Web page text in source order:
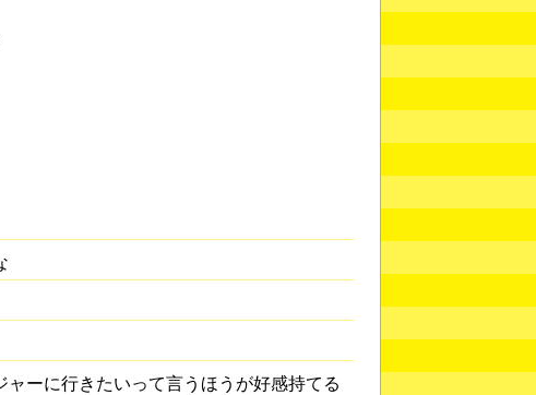
ーに行きたいって言うほうが好感持てる